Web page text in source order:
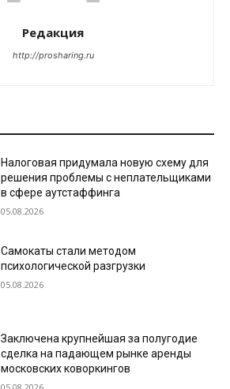
Редакция
http://prosharing.ru
Налоговая придумала новую схему для
решения проблемы с неплательщиками
в сфере аутстаффинга
05.08.2026
Самокаты стали методом
психологической разгрузки
05.08.2026
Заключена крупнейшая за полугодие
сделка на падающем рынке аренды
московских коворкингов